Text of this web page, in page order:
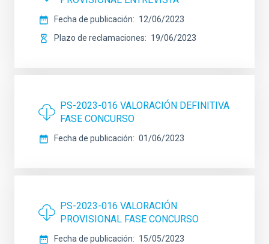
Fecha de publicación
12/06/2023
Plazo de reclamaciones
19/06/2023
PS-2023-016 VALORACIÓN DEFINITIVA
FASE CONCURSO
Fecha de publicación 01/06/2023
PS-2023-016 VALORACIÓN
PROVISIONAL FASE CONCURSO
Fecha de publicación
15/05/2023